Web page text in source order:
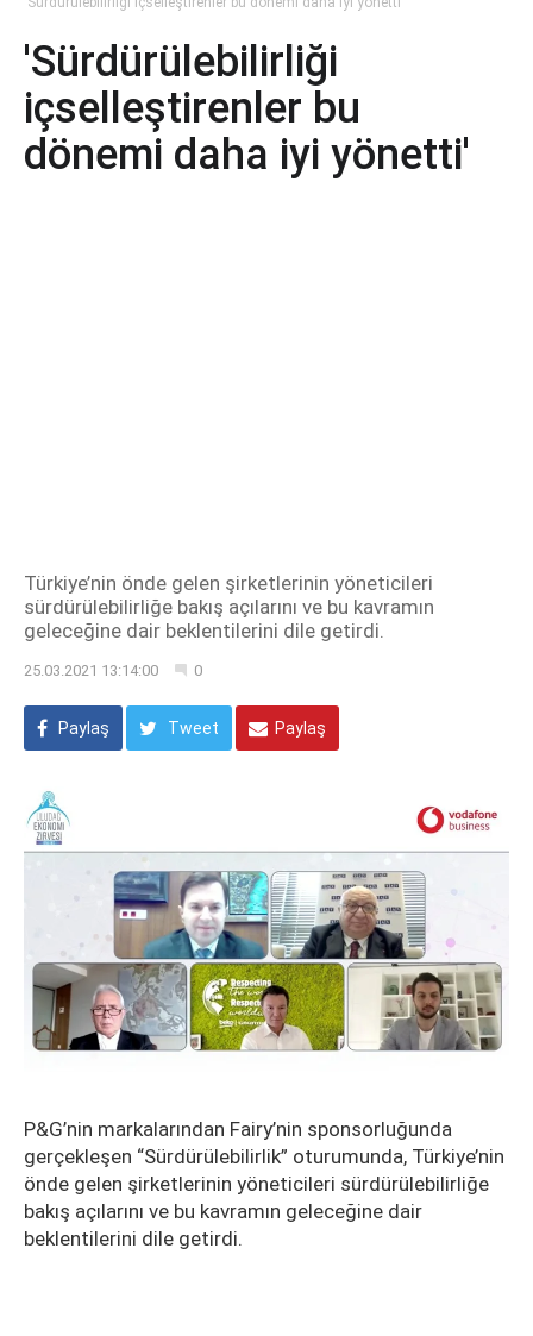
'Sürdürülebilirliği
içselleştirenler bu
dönemi daha iyi yönetti'
Türkiye’nin önde gelen şirketlerinin yöneticileri
sürdürülebilirliğe bakış açılarını ve bu kavramın
geleceğine dair beklentilerini dile getirdi.
25.03.2021 13:14:00 0
Paylaş Tweet Paylaş
P&G’nin markalarından Fairy’nin sponsorluğunda
gerçekleşen “Sürdürülebilirlik” oturumunda, Türkiye’nin
önde gelen şirketlerinin yöneticileri sürdürülebilirliğe
bakış açılarını ve bu kavramın geleceğine dair
beklentilerini dile getirdi.